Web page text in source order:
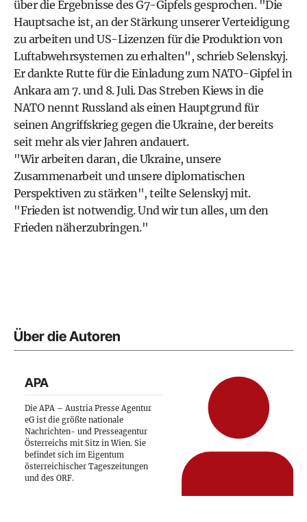
über die Ergebnisse des G7-Gipfels gesprochen. "Die
Hauptsache ist, an der Stärkung unserer Verteidigung
zu arbeiten und US-Lizenzen für die Produktion von
Luftabwehrsystemen zu erhalten", schrieb Selenskyj.
Er dankte Rutte für die Einladung zum NATO-Gipfel in
Ankara am 7. und 8. Juli. Das Streben Kiews in die
NATO nennt Russland als einen Hauptgrund für
seinen Angriffskrieg gegen die Ukraine, der bereits
seit mehr als vier Jahren andauert.
"Wir arbeiten daran, die Ukraine, unsere
Zusammenarbeit und unsere diplomatischen
Perspektiven zu stärken", teilte Selenskyj mit.
"Frieden ist notwendig. Und wir tun alles, um den
Frieden näherzubringen."
Über die Autoren
APA
Die APA – Austria Presse Agentur
eG ist die größte nationale
Nachrichten- und Presseagentur
Österreichs mit Sitz in Wien. Sie
befindet sich im Eigentum
österreichischer Tageszeitungen
und des ORF.